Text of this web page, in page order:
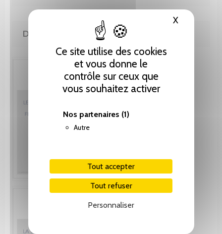
Ce site utilise des cookies
et vous donne le
contrôle sur ceux que
vous souhaitez activer
Nos partenaires (1)
Autre
Tout accepter
Tout refuser
Personnaliser
XMasquer
DE MÊME AUTEUR(E)